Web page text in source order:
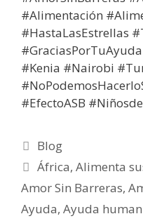
#Alimentación​​​
#HastaLasEstrellas​​​
#Kenia​​​ #Nairobi​​​
#EfectoASB​​​
Blog
África,Alimenta
Amor Sin Barreras,
Ayuda, Ayuda